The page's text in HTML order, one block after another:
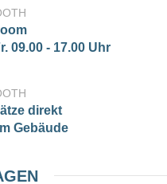
09.00 - 17.00 Uhr
direkt
Gebäude